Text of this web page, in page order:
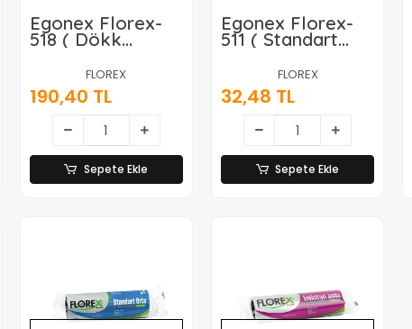
Egonex Florex-
518 ( Dökk
Jumbo ) Standart
Kurban
Poşeti*9=k
FLOREX
190,40 TL
Sepete Ekle
Egonex Florex-
511 ( Standart
Jumbo ) ( 10pcs )
80x110cm.çöp
Torbası*20=k
FLOREX
32,48 TL
Sepete Ekle